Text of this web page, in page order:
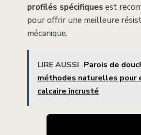
profilés spécifiques est
pour offrir une meilleure
mécanique.
LIRE AUSSI Parois de
méthodes naturelles pour
calcaire incrusté